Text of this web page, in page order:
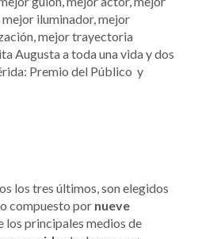
iluminador, mejor
mejor trayectoria
Augusta a toda una vida y dos
Premio del Público y
los tres últimos, son elegidos
compuesto por nueve
los principales medios de